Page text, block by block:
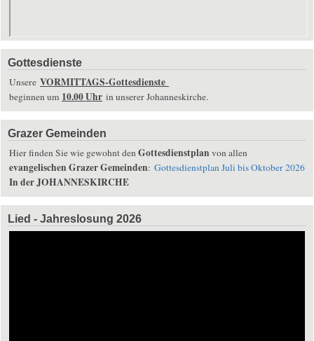
Gottesdienste
Unsere VORMITTAGS-Gottesdienste
beginnen um 10.00 Uhr in unserer Johanneskirche.
Grazer Gemeinden
Hier finden Sie wie gewohnt denGottesdienstplan von allen
evangelischen Grazer Gemeinden: Gottesdienstplan Juli bis Oktober 2026
In der JOHANNESKIRCHE
Lied - Jahreslosung 2026